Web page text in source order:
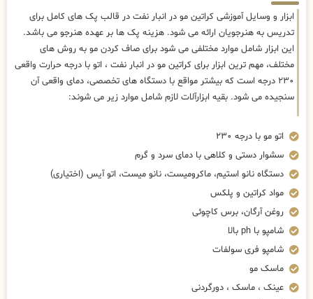
ابزار و وسایل آموزشی کراتین مو در انبار نفت در قالب پک های کامل برای
تدریس به هنرجویان ارائه می شود. هزینه پک ها بر عهده هنرجو می باشد.
این ابزار شامل موارد مختلفی می شود برای صاف کردن مو به روش های
مختلف، مهم ترین ابزار برای کراتین مو در انبار نفت ، اتو با درجه حرارت واقعی
۲۳۰ درجه است که بیشتر مواقع با دستگاه های تخصصی، دمای واقعی آن
سنجیده می شود. بقیه ابزارآلات لازم شامل موارد زیر می شوند:
اتو مو با درجه ۲۳۰
سشوار دستی و کلاهی با دمای سرد و گرم
دستگاه نانو استیم، ماکرومیست، نانو میست، اتو آیس (اختیاری)
مواد کراتین و پلکس
روغن آرگان، برس کاچوئی
شامپو با ph بالا
شامپو فری سولفات
ماسک مو
عینک ، ماسک ، دورگردنی